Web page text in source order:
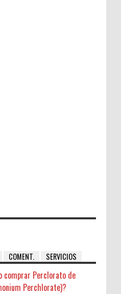
COMENT. SERVICIOS
comprar Perclorato de
Perchlorate)?